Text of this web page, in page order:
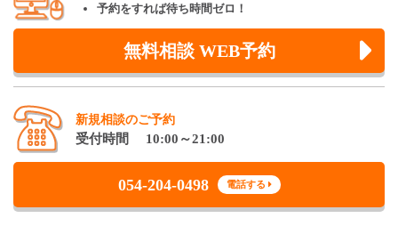
予約をすれば待ち時間ゼロ！
無料相談 WEB予約
新規相談のご予約
受付時間 10:00～21:00
054-204-0498 電話する